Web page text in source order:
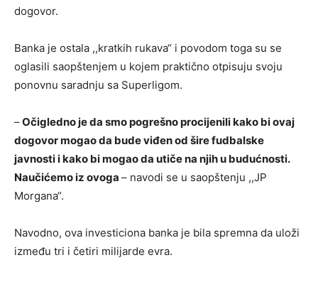
dogovor.
Banka je ostala ,,kratkih rukava“ i povodom toga su se
oglasili saopštenjem u kojem praktično otpisuju svoju
ponovnu saradnju sa Superligom.
–Očigledno je da smo pogrešno procijenili kako bi ovaj
dogovor mogao da bude viđen od šire fudbalske
javnosti i kako bi mogao da utiče na njih u budućnosti.
Naučićemo iz ovoga – navodi se u saopštenju ,,JP
Morgana“.
Navodno, ova investiciona banka je bila spremna da uloži
između tri i četiri milijarde evra.